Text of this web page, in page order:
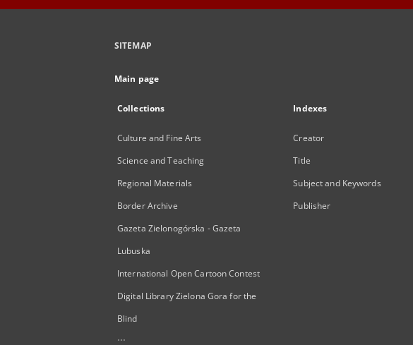
SITEMAP
Main page
Collections
Culture and Fine Arts
Science and Teaching
Regional Materials
Border Archive
Gazeta Zielonogórska - Gazeta
Lubuska
International Open Cartoon Contest
Digital Library Zielona Gora for the
Blind
...
Indexes
Creator
Title
Subject and Keywords
Publisher